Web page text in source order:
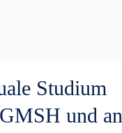
Studium
und an